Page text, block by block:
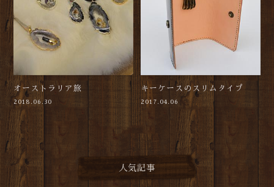
オーストラリア旅
2018.06.30
キーケースのスリムタイプ
2017.04.06
人気記事